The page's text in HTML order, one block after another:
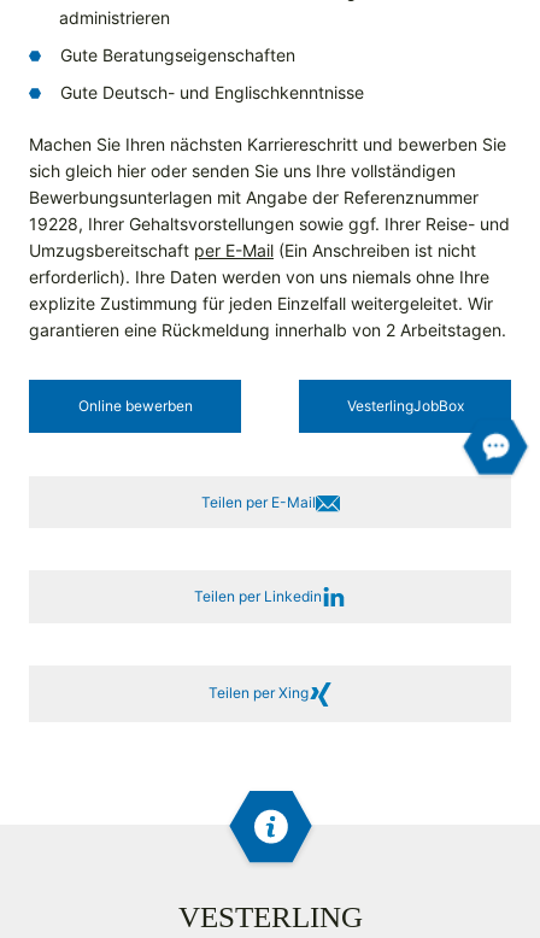
administrieren
Gute Beratungseigenschaften
Gute Deutsch- und Englischkenntnisse
Machen Sie Ihren nächsten Karriereschritt und bewerben Sie
sich gleich hier oder senden Sie uns Ihre vollständigen
Bewerbungsunterlagen mit Angabe der Referenznummer
19228, Ihrer Gehaltsvorstellungen sowie ggf. Ihrer Reise- und
Umzugsbereitschaft per E-Mail (Ein Anschreiben ist nicht
erforderlich). Ihre Daten werden von uns niemals ohne Ihre
explizite Zustimmung für jeden Einzelfall weitergeleitet. Wir
garantieren eine Rückmeldung innerhalb von 2 Arbeitstagen.
Online bewerben Vesterling­JobBox
Teilen per E-Mail
Teilen per Linkedin
Teilen per Xing
VESTERLING